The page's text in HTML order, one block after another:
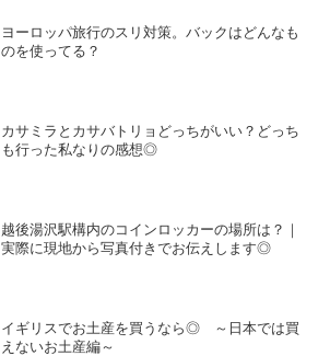
ヨーロッパ旅行のスリ対策。バックはどんなも
のを使ってる？
カサミラとカサバトリョどっちがいい？どっち
も行った私なりの感想◎
越後湯沢駅構内のコインロッカーの場所は？｜
実際に現地から写真付きでお伝えします◎
イギリスでお土産を買うなら◎ ～日本では買
えないお土産編～